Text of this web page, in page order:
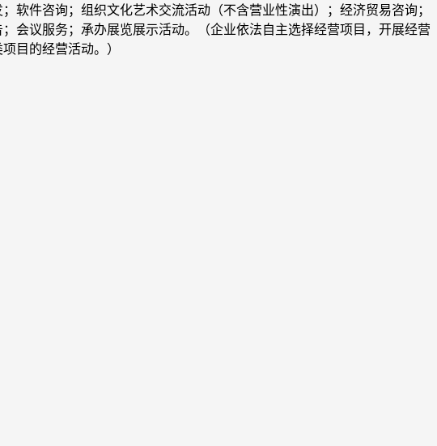
件咨询；组织文化艺术交流活动（不含营业性演出）；经济贸易咨询；
会议服务；承办展览展示活动。（企业依法自主选择经营项目，开展经营
目的经营活动。）